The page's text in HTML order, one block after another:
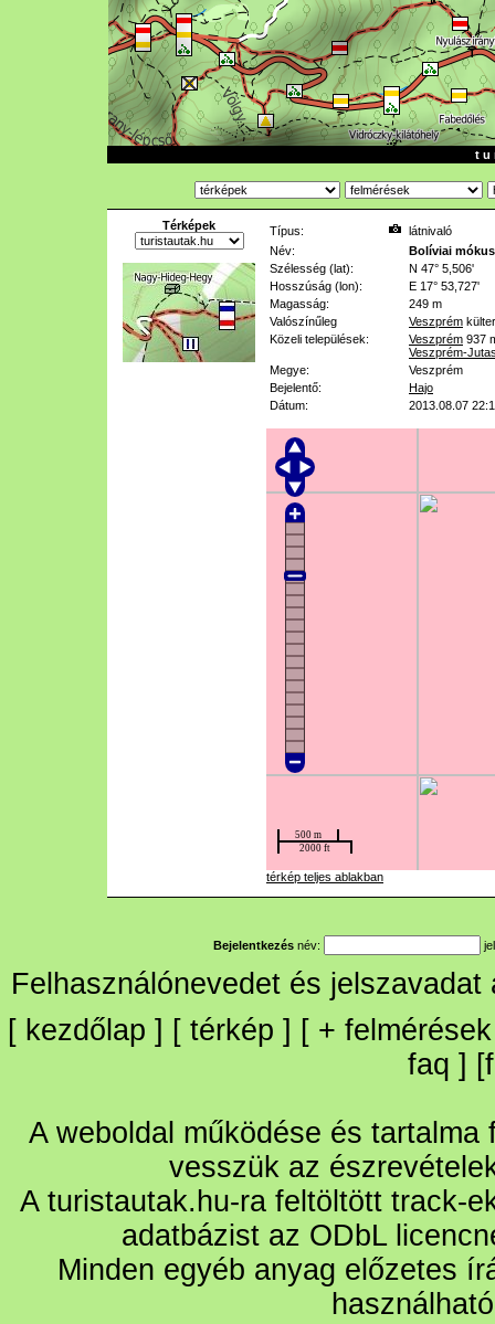
t u
Térképek Típus:
látnivaló
Név:
Bolíviai
Szélesség (lat):
N 47° 5,506'
Hosszúság (lon):
E 17° 53,727'
Magasság:
249 m
Valószínűleg
Veszprém
Közeli települések:
Veszprém 937
Veszprém-
Megye:
Veszprém
Bejelentő:
Hajo
Dátum:
2013.08.07
térkép teljes ablakban
Bejelentkezés név:
Felhasználónevedet és
[ kezdőlap ] [ térkép ] [ + felmérések
faq ] [
A weboldal működése és
vesszük az
A turistautak.hu-ra feltöltött track-
adatbázist az ODbL
Minden egyéb anyag előzetes